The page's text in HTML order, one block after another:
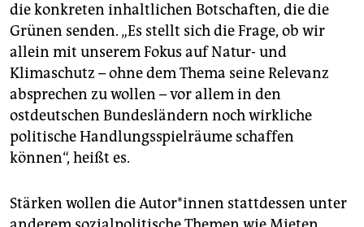
die konkreten inhaltlichen Botschaften, die die
Grünen senden. „Es stellt sich die Frage, ob wir
allein mit unserem Fokus auf Natur- und
Klimaschutz – ohne dem Thema seine Relevanz
absprechen zu wollen – vor allem in den
ostdeutschen Bundesländern noch wirkliche
politische Handlungsspielräume schaffen
können“, heißt es.
Stärken wollen die Au­to­r*in­nen stattdessen unter